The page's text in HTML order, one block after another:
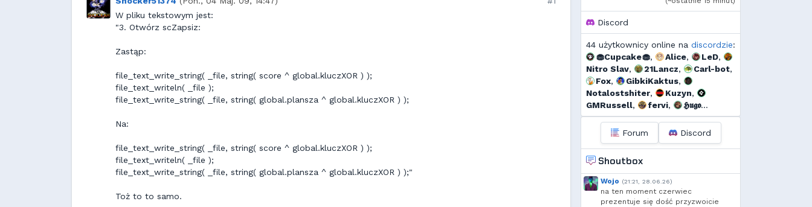
W pliku tekstowym jest:
"3. Otwórz scZapsiz:
Zastąp:
file_text_write_string( _file, string( score ^ global.kluczXOR ) );
file_text_writeln( _file );
file_text_write_string( _file, string( global.plansza ^ global.kluczXOR ) );
Na:
file_text_write_string( _file, string( score ^ global.kluczXOR ) );
file_text_writeln( _file );
file_text_write_string( _file, string( global.plansza ^ global.kluczXOR ) );"
Toż to to samo.
Discord
44 użytkownicy online na discordzie:
🧁Cupcake🧁, Alice, LeD,
Nitro Slav, 21Lancz, Carl-bot,
Fox, GibkiKaktus,
Notalostshiter, Kuzyn,
GMRussell, fervi,
𝕳𝖚𝖌𝖔
𝕲𝖔𝖓𝖝𝖆𝖑𝖊𝖝, 𝕯𝖎𝖆𝖓𝖆,
Radek
Ignatów , PhysX ᴺⱽᴵᴰᴵᴬ, r...
Threef, Uzjel, s..., Murrri
Deusald, szmalu
Sporek
OdrzuconyKrakers
Kandif, Danieo , bagno
Arrekin, Mtax , g...,
Forum Discord
Shoutbox
Wojo (21:21, 28.06.26)
na ten moment czerwiec
prezentuje się dość przyzwoicie